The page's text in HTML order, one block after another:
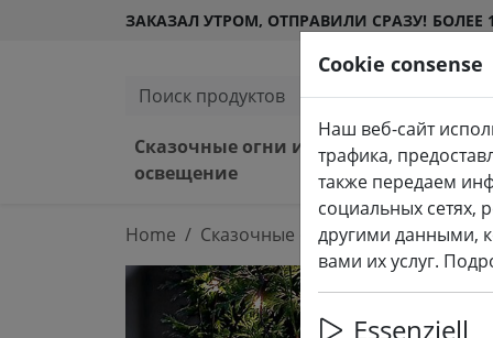
ЗАКАЗАЛ УТРОМ, ОТПРАВИЛИ СРАЗУ! БОЛЕЕ
Поиск продуктов
Сказочные огни и
освещение
Home Сказочные огни и освещение
Cookie consense
Наш веб-сайт
трафика,
также передаем
социальных сетях,
другими данными,
вами их услуг.
Essenziell